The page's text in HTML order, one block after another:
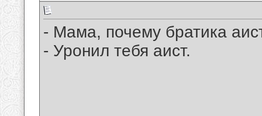
- Мама, почему братика
- Уронил тебя аист.